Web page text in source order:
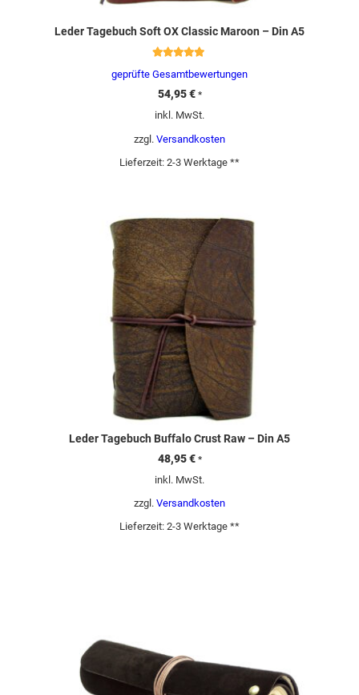
Leder Tagebuch Soft OX Classic Maroon – Din A5
5.00
geprüfte Gesamtbewertungen
54,95€ *
inkl. MwSt.
zzgl. Versandkosten
Lieferzeit: 2-3 Werktage **
Leder Tagebuch Buffalo Crust Raw – Din A5
48,95€ *
inkl. MwSt.
zzgl. Versandkosten
Lieferzeit: 2-3 Werktage **